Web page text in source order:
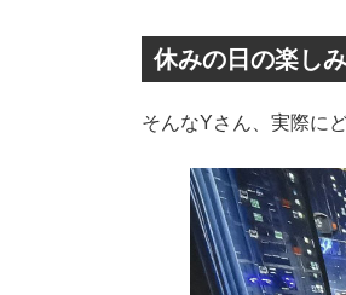
休みの日の楽しみ
そんなYさん、実際に